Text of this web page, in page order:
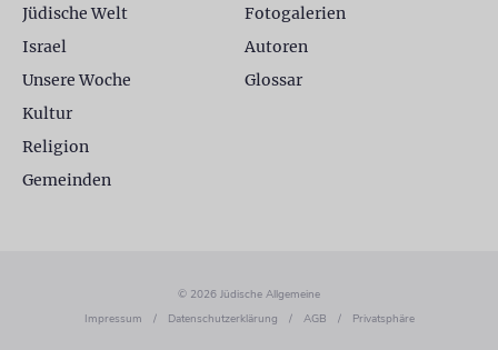
Jüdische Welt
Israel
Unsere Woche
Kultur
Religion
Gemeinden
Fotogalerien
Autoren
Glossar
© 2026 Jüdische Allgemeine
Impressum
/ Datenschutzerklärung / AGB / Privatsphäre